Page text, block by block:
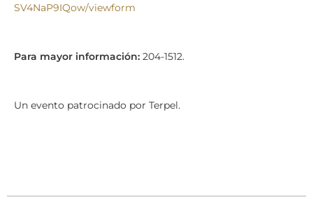
SV4NaP9IQow/viewform
Para mayor información: 204-1512.
Un evento patrocinado por Terpel.